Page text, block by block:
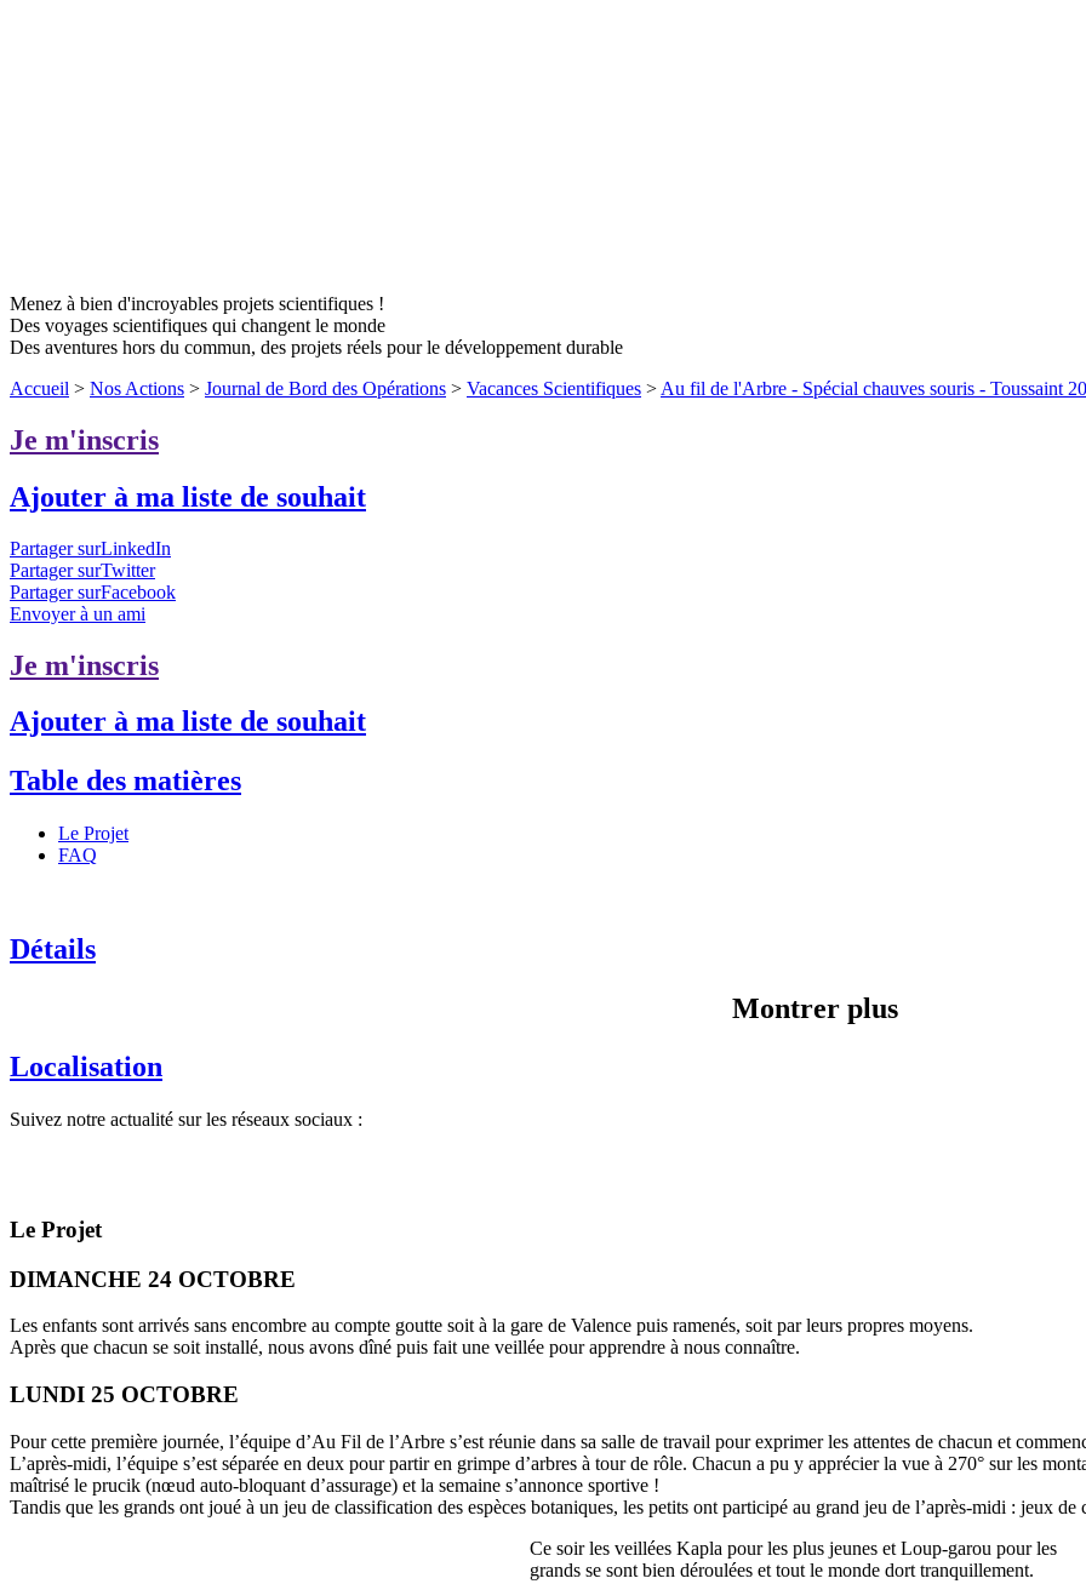
Menez à bien d'incroyables projets scientifiques !
Des voyages scientifiques qui changent le monde
Des aventures hors du commun, des projets réels pour le développement durable
Accueil > Nos Actions > Journal de Bord des Opérations > Vacances Scientifiques > Au fil de l'Arbre - Spécial chauves souris - Toussaint
Je m'inscris
Ajouter à ma liste de souhait
Partager surLinkedIn
Partager surTwitter
Partager surFacebook
Envoyer à un ami
Je m'inscris
Ajouter à ma liste de souhait
Table des matières
Le Projet
FAQ
Détails
Montrer plus
Localisation
Suivez notre actualité sur les réseaux sociaux :
Le Projet
DIMANCHE 24 OCTOBRE
Les enfants sont arrivés sans encombre au compte goutte soit à la gare de Valence puis ramenés, soit par leurs propres moyens.
Après que chacun se soit installé, nous avons dîné puis fait une veillée pour apprendre à nous connaître.
LUNDI 25 OCTOBRE
Pour cette première journée, l’équipe d’Au Fil de l’Arbre s’est réunie dans sa salle de travail pour exprimer les attentes de chacun et
L’après-midi, l’équipe s’est séparée en deux pour partir en grimpe d’arbres à tour de rôle. Chacun a pu y apprécier la vue à 270° sur les
maîtrisé le prucik (nœud auto-bloquant d’assurage) et la semaine s’annonce sportive !
Tandis que les grands ont joué à un jeu de classification des espèces botaniques, les petits ont participé au grand jeu de l’après-midi : jeux
Ce soir les veillées Kapla pour les plus jeunes et Loup-garou pour les
grands se sont bien déroulées et tout le monde dort tranquillement.